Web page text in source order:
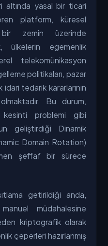
altında yasal bir ticari
platform, küresel
zemin üzerinde
ülkelerin egemenlik
telekomünikasyon
politikaları, pazar
tedarik kararlarının
Bu durum,
problemi gibi
geliştirdiği Dinamik
Domain Rotation)
şeffaf bir sürece
getirildiği anda,
müdahalesine
kriptografik olarak
çeperleri hazırlanmış